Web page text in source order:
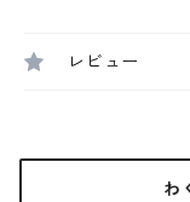
レビュー
わ